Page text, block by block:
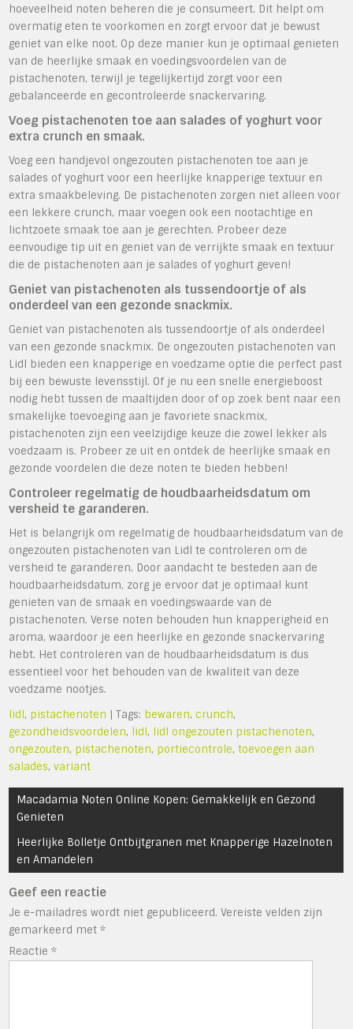
hoeveelheid noten beheren die je consumeert. Dit helpt om
overmatig eten te voorkomen en zorgt ervoor dat je bewust
geniet van elke noot. Op deze manier kun je optimaal genieten
van de heerlijke smaak en voedingsvoordelen van de
pistachenoten, terwijl je tegelijkertijd zorgt voor een
gebalanceerde en gecontroleerde snackervaring.
Voeg pistachenoten toe aan salades of yoghurt voor
extra crunch en smaak.
Voeg een handjevol ongezouten pistachenoten toe aan je
salades of yoghurt voor een heerlijke knapperige textuur en
extra smaakbeleving. De pistachenoten zorgen niet alleen voor
een lekkere crunch, maar voegen ook een nootachtige en
lichtzoete smaak toe aan je gerechten. Probeer deze
eenvoudige tip uit en geniet van de verrijkte smaak en textuur
die de pistachenoten aan je salades of yoghurt geven!
Geniet van pistachenoten als tussendoortje of als
onderdeel van een gezonde snackmix.
Geniet van pistachenoten als tussendoortje of als onderdeel
van een gezonde snackmix. De ongezouten pistachenoten van
Lidl bieden een knapperige en voedzame optie die perfect past
bij een bewuste levensstijl. Of je nu een snelle energieboost
nodig hebt tussen de maaltijden door of op zoek bent naar een
smakelijke toevoeging aan je favoriete snackmix,
pistachenoten zijn een veelzijdige keuze die zowel lekker als
voedzaam is. Probeer ze uit en ontdek de heerlijke smaak en
gezonde voordelen die deze noten te bieden hebben!
Controleer regelmatig de houdbaarheidsdatum om
versheid te garanderen.
Het is belangrijk om regelmatig de houdbaarheidsdatum van de
ongezouten pistachenoten van Lidl te controleren om de
versheid te garanderen. Door aandacht te besteden aan de
houdbaarheidsdatum, zorg je ervoor dat je optimaal kunt
genieten van de smaak en voedingswaarde van de
pistachenoten. Verse noten behouden hun knapperigheid en
aroma, waardoor je een heerlijke en gezonde snackervaring
hebt. Het controleren van de houdbaarheidsdatum is dus
essentieel voor het behouden van de kwaliteit van deze
voedzame nootjes.
lidl, pistachenoten | Tags: bewaren,crunch,
gezondheidsvoordelen, lidl, lidl ongezouten pistachenoten,
ongezouten, pistachenoten, portiecontrole,toevoegen aan
salades,variant
Bericht
navigatie
Macadamia Noten Online Kopen: Gemakkelijk en Gezond
Genieten
Heerlijke Bolletje Ontbijtgranen met Knapperige Hazelnoten
en Amandelen
Geef een reactie
Je e-mailadres wordt niet gepubliceerd. Vereiste velden zijn
gemarkeerd met*
Reactie*